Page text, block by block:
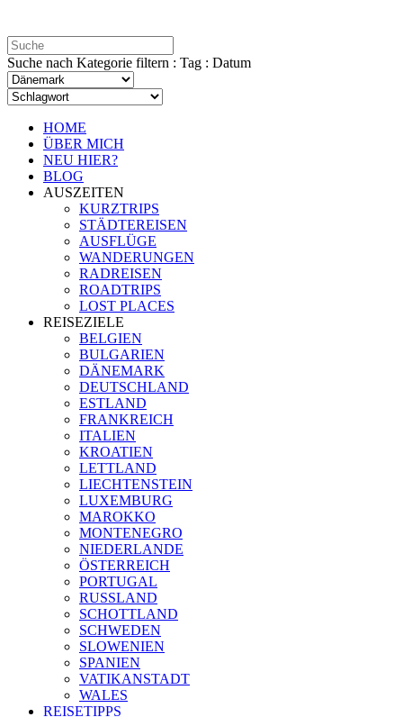
Suche nach Kategorie filtern : Tag : Datum
HOME
ÜBER MICH
NEU HIER?
BLOG
AUSZEITEN
KURZTRIPS
STÄDTEREISEN
AUSFLÜGE
WANDERUNGEN
RADREISEN
ROADTRIPS
LOST PLACES
REISEZIELE
BELGIEN
BULGARIEN
DÄNEMARK
DEUTSCHLAND
ESTLAND
FRANKREICH
ITALIEN
KROATIEN
LETTLAND
LIECHTENSTEIN
LUXEMBURG
MAROKKO
MONTENEGRO
NIEDERLANDE
ÖSTERREICH
PORTUGAL
RUSSLAND
SCHOTTLAND
SCHWEDEN
SLOWENIEN
SPANIEN
VATIKANSTADT
WALES
REISETIPPS